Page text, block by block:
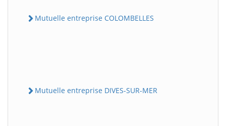
Mutuelle entreprise COLOMBELLES
Mutuelle entreprise DIVES-SUR-MER